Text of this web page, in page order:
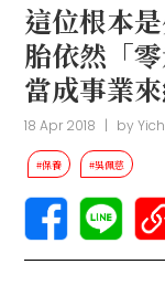
這位根本
胎依然「
當成事業來
18 Apr 2018 | by
#保養 #吳佩慈